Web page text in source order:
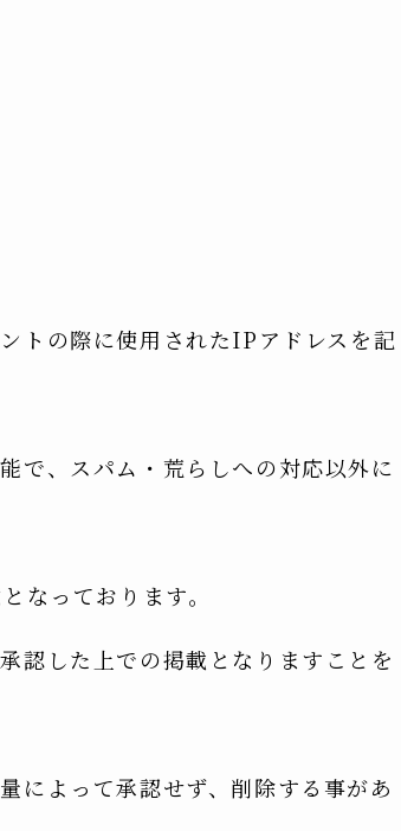
トの際に使用されたIPアドレスを記
で、スパム・荒らしへの対応以外に
なっております。
認した上での掲載となりますことを
によって承認せず、削除する事があ